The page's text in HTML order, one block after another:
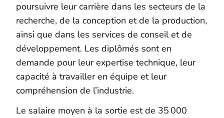
poursuivre leur carrière dans les secteurs de la
recherche, de la conception et de la production,
ainsi que dans les services de conseil et de
développement. Les diplômés sont en
demande pour leur expertise technique, leur
capacité à travailler en équipe et leur
compréhension de l’industrie.
Le salaire moyen à la sortie est de 35 000